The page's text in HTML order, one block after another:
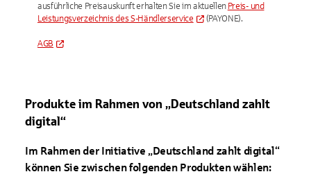
ausführliche Preisauskunft erhalten Sie im aktuellen Preis- und
Leistungsverzeichnis des S-Händlerservice
(PAYONE).
AGB
Produkte im Rahmen von „Deutschland zahlt
digital“
Im Rahmen der Initiative „Deutschland zahlt digital“
können Sie zwischen folgenden Produkten wählen: